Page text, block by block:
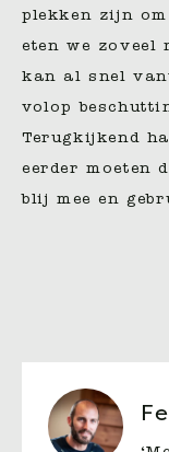
plekken zijn
eten we zoveel
kan al snel
volop
Terugkijkend
eerder moeten
blij mee en